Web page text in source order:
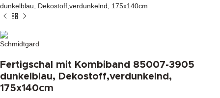
dunkelblau, Dekostoff,verdunkelnd, 175x140cm
Fertigschal mit Kombiband 85007-3905
dunkelblau, Dekostoff,verdunkelnd,
175x140cm